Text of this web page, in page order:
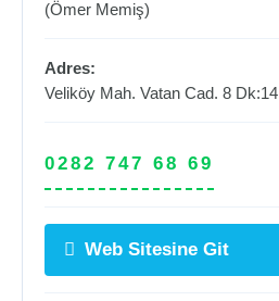
(Ömer Memiş)
Adres:
Veliköy Mah. Vatan Cad. 8 Dk:14
0282 747 68 69
Web Sitesine Git